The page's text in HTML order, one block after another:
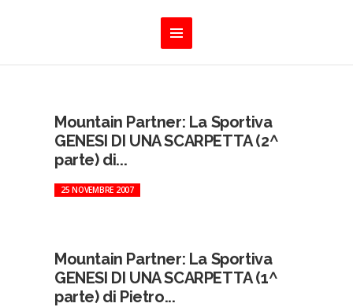
Mountain Partner: La Sportiva
GENESI DI UNA SCARPETTA (2^
parte) di...
25 NOVEMBRE 2007
Mountain Partner: La Sportiva
GENESI DI UNA SCARPETTA (1^
parte) di Pietro...